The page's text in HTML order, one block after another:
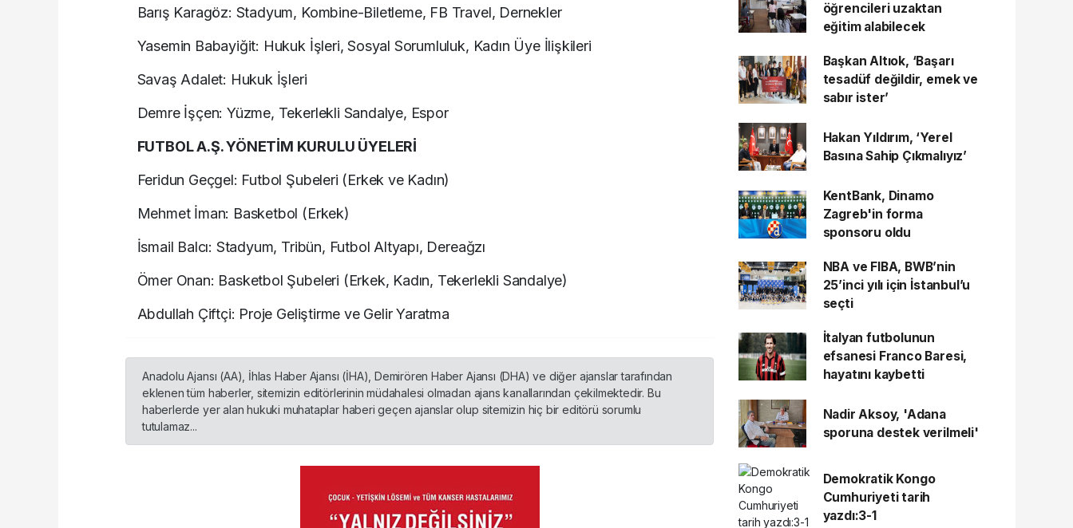
Barış Karagöz: Stadyum, Kombine-Biletleme, FB Travel, Dernekler
Yasemin Babayiğit: Hukuk İşleri, Sosyal Sorumluluk, Kadın Üye İlişkileri
Savaş Adalet: Hukuk İşleri
Demre İşçen: Yüzme, Tekerlekli Sandalye, Espor
FUTBOL A.Ş. YÖNETİM KURULU ÜYELERİ
Feridun Geçgel: Futbol Şubeleri (Erkek ve Kadın)
Mehmet İman: Basketbol (Erkek)
İsmail Balcı: Stadyum, Tribün, Futbol Altyapı, Dereağzı
Ömer Onan: Basketbol Şubeleri (Erkek, Kadın, Tekerlekli Sandalye)
Abdullah Çiftçi: Proje Geliştirme ve Gelir Yaratma
Anadolu Ajansı (AA), İhlas Haber Ajansı (İHA), Demirören Haber Ajansı (DHA) ve diğer ajanslar tarafından
eklenen tüm haberler, sitemizin editörlerinin müdahalesi olmadan ajans kanallarından çekilmektedir. Bu
haberlerde yer alan hukuki muhataplar haberi geçen ajanslar olup sitemizin hiç bir editörü sorumlu
tutulamaz...
öğrencileri uzaktan
eğitim alabilecek
Başkan Altıok, ‘Başarı
tesadüf değildir, emek ve
sabır ister’
Hakan Yıldırım, ‘Yerel
Basına Sahip Çıkmalıyız’
KentBank, Dinamo
Zagreb'in forma
sponsoru oldu
NBA ve FIBA, BWB’nin
25’inci yılı için İstanbul’u
seçti
İtalyan futbolunun
efsanesi Franco Baresi,
hayatını kaybetti
Nadir Aksoy, 'Adana
sporuna destek verilmeli'
Demokratik Kongo
Cumhuriyeti tarih
yazdı:3-1